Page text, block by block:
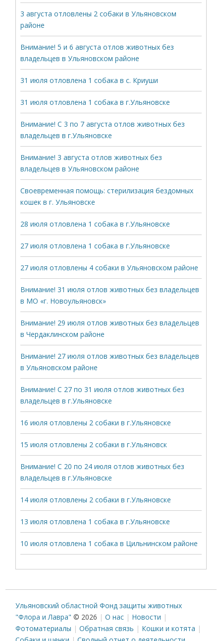
3 августа отловлены 2 собаки в Ульяновском
районе
Внимание! 5 и 6 августа отлов животных без
владельцев в Ульяновском районе
31 июля отловлена 1 собака в с. Криуши
31 июля отловлена 1 собака в г.Ульяновске
Внимание! С 3 по 7 августа отлов животных без
владельцев в г.Ульяновске
Внимание! 3 августа отлов животных без
владельцев в Ульяновском районе
Своевременная помощь: стерилизация бездомных
кошек в г. Ульяновске
28 июля отловлена 1 собака в г.Ульяновске
27 июля отловлена 1 собака в г.Ульяновске
27 июля отловлены 4 собаки в Ульяновском районе
Внимание! 31 июля отлов животных без владельцев
в МО «г. Новоульяновск»
Внимание! 29 июля отлов животных без владельцев
в Чердаклинском районе
Внимание! 27 июля отлов животных без владельцев
в Ульяновском районе
Внимание! С 27 по 31 июля отлов животных без
владельцев в г.Ульяновске
16 июля отловлены 2 собаки в г.Ульяновске
15 июля отловлены 2 собаки в г.Ульяновск
Внимание! С 20 по 24 июля отлов животных без
владельцев в г.Ульяновске
14 июля отловлены 2 собаки в г.Ульяновске
13 июля отловлена 1 собака в г.Ульяновске
10 июля отловлена 1 собака в Цильнинском районе
Ульяновский областной Фонд защиты животных
"Флора и Лавра" © 2026 О нас
Новости
Фотоматериалы
Обратная связь
Кошки и котята